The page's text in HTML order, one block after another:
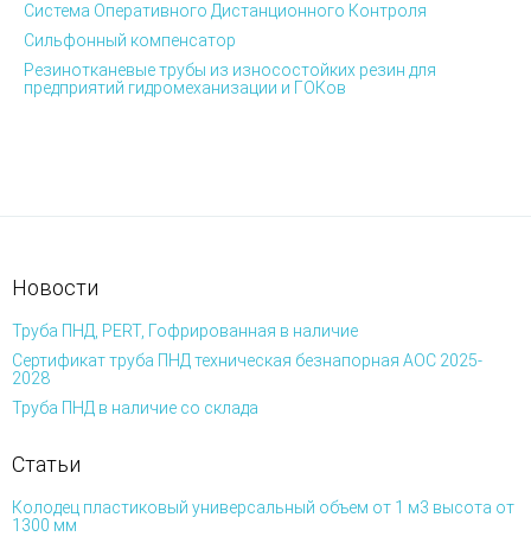
Система Оперативного Дистанционного Контроля
Сильфонный компенсатор
Резинотканевые трубы из износостойких резин для
предприятий гидромеханизации и ГОКов
Новости
Труба ПНД, PERT, Гофрированная в наличие
Сертификат труба ПНД техническая безнапорная АОС 2025-
2028
Труба ПНД в наличие со склада
Статьи
Колодец пластиковый универсальный объем от 1 м3 высота от
1300 мм